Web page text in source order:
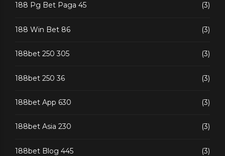
188 Pg Bet Paga 45 (3)
188 Win Bet 86 (3)
188bet 250 305 (3)
188bet 250 36 (3)
188bet App 630 (3)
188bet Asia 230 (3)
188bet Blog 445 (3)